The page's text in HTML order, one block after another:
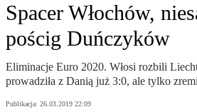
Spacer Włochów,
pościg Duńczyków
Eliminacje Euro 2020. Włosi rozbili
prowadziła z Danią już 3:0, ale tylko
Publikacja: 26.03.2019 22:09